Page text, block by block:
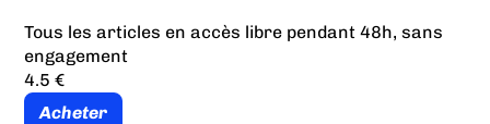
Tous les articles en accès libre pendant 48h, sans
engagement
4.5 €
Acheter